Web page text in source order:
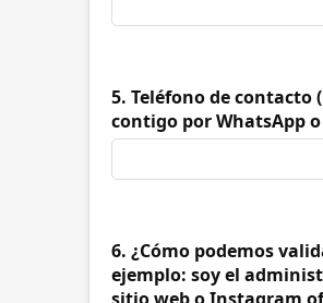
5. Teléfono de
contigo por WhatsApp
6. ¿Cómo podemos
ejemplo: soy el